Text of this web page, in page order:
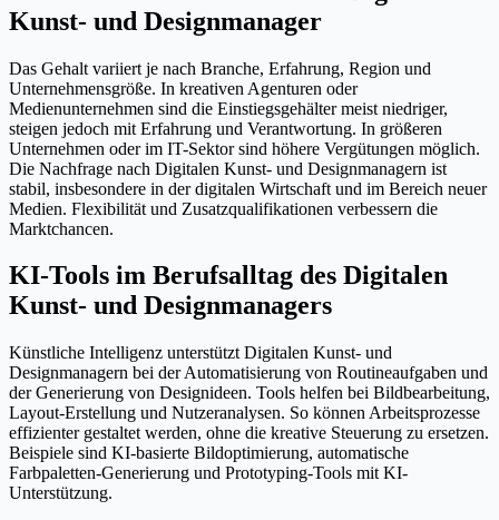
Kunst- und Designmanager
Das Gehalt variiert je nach Branche, Erfahrung, Region und
Unternehmensgröße. In kreativen Agenturen oder
Medienunternehmen sind die Einstiegsgehälter meist niedriger,
steigen jedoch mit Erfahrung und Verantwortung. In größeren
Unternehmen oder im IT-Sektor sind höhere Vergütungen möglich.
Die Nachfrage nach Digitalen Kunst- und Designmanagern ist
stabil, insbesondere in der digitalen Wirtschaft und im Bereich neuer
Medien. Flexibilität und Zusatzqualifikationen verbessern die
Marktchancen.
KI-Tools im Berufsalltag des Digitalen
Kunst- und Designmanagers
Künstliche Intelligenz unterstützt Digitalen Kunst- und
Designmanagern bei der Automatisierung von Routineaufgaben und
der Generierung von Designideen. Tools helfen bei Bildbearbeitung,
Layout-Erstellung und Nutzeranalysen. So können Arbeitsprozesse
effizienter gestaltet werden, ohne die kreative Steuerung zu ersetzen.
Beispiele sind KI-basierte Bildoptimierung, automatische
Farbpaletten-Generierung und Prototyping-Tools mit KI-
Unterstützung.